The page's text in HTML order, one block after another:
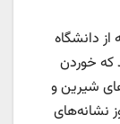
دانشگاه
خوردن
شیرین و
نشانه‌های